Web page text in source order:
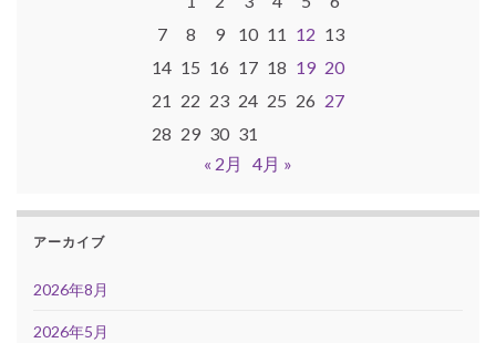
7
8 9 10 11 12 13
14 15 16 17 18 19 20
21 22 23 24 25 26 27
28 29 30 31
« 2月
4月 »
アーカイブ
2026年8月
2026年5月